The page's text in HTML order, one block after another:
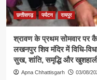
सुनीं
आमजन
की
छत्तीसगढ़ पर्यटन रायपुर
श्रावण के प्रथम सोमवार पर
लखनपुर शिव मंदिर में विधि-
सुख, शांति, समृद्धि और
Apna Chhattisgarh 03/08/